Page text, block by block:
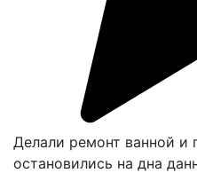
Делали ремонт ванной и
остановились на дна